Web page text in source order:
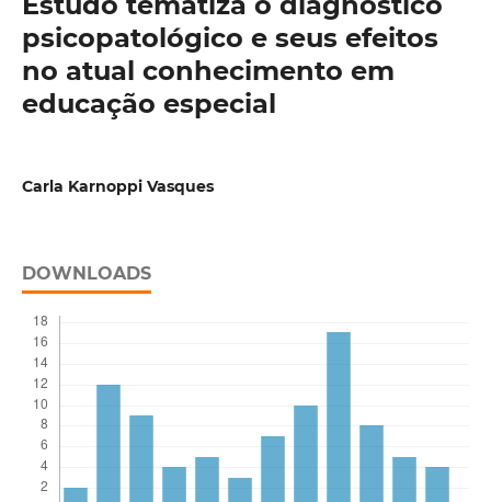
psicopatológico e seus efeitos
no atual conhecimento em
educação especial
Carla Karnoppi Vasques
DOWNLOADS